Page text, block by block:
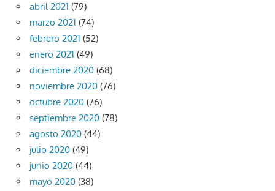
abril 2021 (79)
marzo 2021 (74)
febrero 2021 (52)
enero 2021 (49)
diciembre 2020 (68)
noviembre 2020 (76)
octubre 2020 (76)
septiembre 2020 (78)
agosto 2020 (44)
julio 2020 (49)
junio 2020 (44)
mayo 2020 (38)